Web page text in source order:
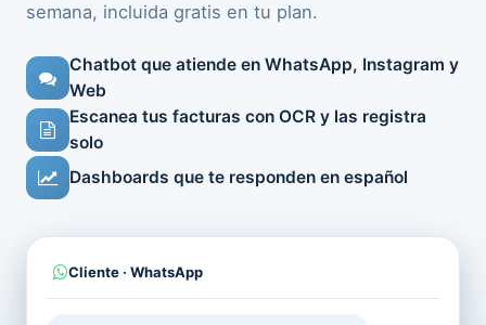
semana, incluida gratis en tu plan.
Chatbot que atiende en WhatsApp, Instagram y
Web
Escanea tus facturas con OCR y las registra
solo
Dashboards que te responden en español
Cliente · WhatsApp